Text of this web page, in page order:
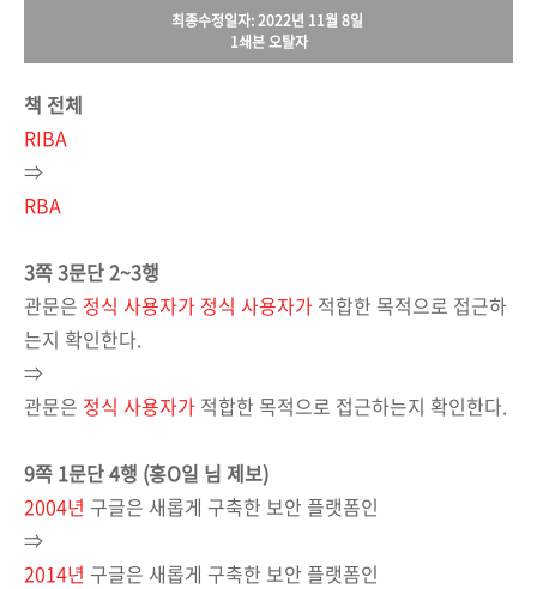
최종수정일자: 2022년 11월 8일
1쇄본 오탈자
책 전체
RIBA
⇒
RBA
3쪽 3문단 2~3행
관문은 정식 사용자가 정식 사용자가 적합한 목적으로 접근하
는지 확인한다.
⇒
관문은 정식 사용자가 적합한 목적으로 접근하는지 확인한다.
9쪽 1문단 4행 (홍O일 님 제보)
2004년 구글은 새롭게 구축한 보안 플랫폼인
⇒
2014년 구글은 새롭게 구축한 보안 플랫폼인